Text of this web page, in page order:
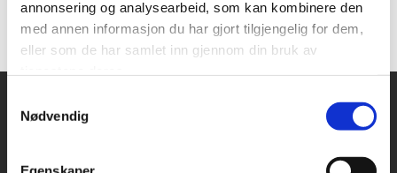
annonsering og analysearbeid, som kan kombinere den
med annen informasjon du har gjort tilgjengelig for dem,
eller som de har samlet inn gjennom din bruk av
Nødvendig
Snarveier
Kontakt oss
Presse